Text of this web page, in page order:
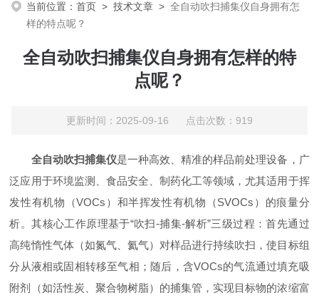
当前位置：首页 >技术文章 >全自动吹扫捕集仪自身拥有怎
样的特点呢？
全自动吹扫捕集仪自身拥有怎样的特
点呢？
更新时间：2025-09-16 点击次数：919
全自动吹扫捕集仪是一种高效、精准的样品前处理设备，广
泛应用于环境监测、食品安全、制药化工等领域，尤其适用于挥
发性有机物（VOCs）和半挥发性有机物（SVOCs）的痕量分
析。其核心工作原理基于“吹扫-捕集-解析”三级过程：首先通过
高纯惰性气体（如氮气、氦气）对样品进行持续吹扫，使目标组
分从液相或固相转移至气相；随后，含VOCs的气流通过填充吸
附剂（如活性炭、聚合物树脂）的捕集管，实现目标物的浓缩富